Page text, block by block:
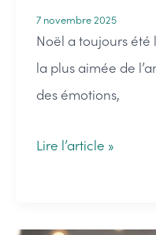
7 novembre 2025
Noël a toujours
la plus aimée de
des émotions,
Comment
sapin
Lire l’article »